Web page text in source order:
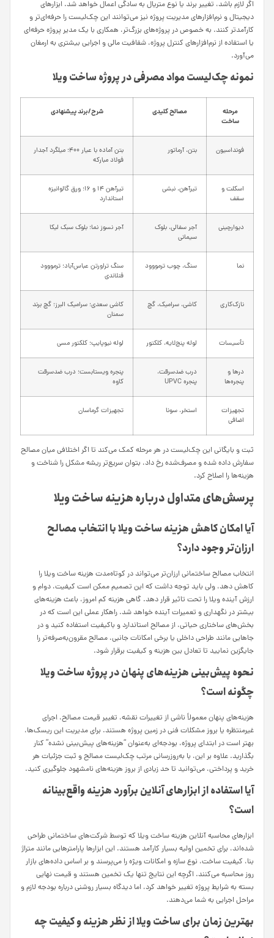
اگر لازم باشد، تغییر برند یا نوع متریال به سادگی اعمال خواهد شد. ابزارهای
دیجیتال و نرم‌افزارهای مدیریت پروژه نیز می‌توانند این چک‌لیست را حرفه‌ای‌تر و
کارآمدتر کنند. به خصوص در پروژه‌های بزرگ‌تر، همکاری با یک مدیر پروژه حرفه‌ای
یا استفاده از نرم‌افزارهای کنترل پروژه، شفافیت مالی و اجرایی بیشتری به ارمغان
می‌آورد.
نمونه چک‌لیست مواد مصرفی در پروژه ساخت ویلا
مرحله
ساخت
مصالح کلیدی شرح/برند پیشنهادی
فونداسیون بتن، آرماتور
بتن آماده با عیار ۴۰۰؛ میلگرد آجدار
فولاد مبارکه
اسکلت و
سقف
تیرآهن، نبشی
تیرآهن ۱۴ و ۱۶؛ ورق گالوانیزه
استاندارد
دیوارچینی
آجر سفالی، بلوک
سیمانی
آجر نسوز نما؛ بلوک سبک لیکا
نما سنگ، چوب ترمووود
سنگ تراورتن عباس‌آباد؛ ترمووود
فنلاندی
نازک‌کاری کاشی، سرامیک، گچ
کاشی سعدی؛ سرامیک البرز؛ گچ برند
سمنان
تأسیسات لوله پنج‌لایه، کلکتور لوله نیوپایپ؛ کلکتور مسی
درها و
پنجره‌ها
درب ضدسرقت،
پنجره UPVC
پنجره ویستابست؛ درب ضدسرقت
کاوه
تجهیزات
اضافی
استخر، سونا تجهیزات گرماسان
ثبت و بایگانی این چک‌لیست در هر مرحله کمک می‌کند تا اگر اختلافی میان مصالح
سفارش داده شده و مصرف‌شده رخ داد، بتوان سریع‌تر ریشه مشکل را شناخت و
هزینه‌ها را اصلاح کرد.
پرسش‌های متداول درباره هزینه ساخت ویلا
آیا امکان کاهش هزینه ساخت ویلا با انتخاب مصالح
ارزان‌تر وجود دارد؟
انتخاب مصالح ساختمانی ارزان‌تر می‌تواند در کوتاه‌مدت هزینه ساخت ویلا را
کاهش دهد، ولی باید توجه داشت که این تصمیم ممکن است کیفیت، دوام و
ارزش آینده ویلا را تحت تاثیر قرار دهد. گاهی هزینه کم امروز، باعث هزینه‌های
بیشتر در نگهداری و تعمیرات آینده خواهد شد. راهکار عملی این است که در
بخش‌های ساختاری حیاتی، از مصالح استاندارد و باکیفیت استفاده کنید و در
جاهایی مانند طراحی داخلی یا برخی امکانات جانبی، مصالح مقرون‌به‌صرفه‌تر را
جایگزین نمایید تا تعادل بین هزینه و کیفیت برقرار شود.
نحوه پیش‌بینی هزینه‌های پنهان در پروژه ساخت ویلا
چگونه است؟
هزینه‌های پنهان معمولاً ناشی از تغییرات نقشه، تغییر قیمت مصالح، اجرای
غیرمنتظره یا بروز مشکلات فنی در زمین پروژه هستند. برای مدیریت این ریسک‌ها،
بهتر است در ابتدای پروژه، بودجه‌ای به‌عنوان “هزینه‌های پیش‌بینی نشده” کنار
بگذارید. علاوه بر این، با به‌روزرسانی مرتب چک‌لیست مصالح و ثبت جزئیات هر
خرید و پرداختی، می‌توانید تا حد زیادی از بروز هزینه‌های نامشهود جلوگیری کنید.
آیا استفاده از ابزارهای آنلاین برآورد هزینه واقع‌بینانه
است؟
ابزارهای محاسبه آنلاین هزینه ساخت ویلا که توسط شرکت‌های ساختمانی طراحی
شده‌اند، برای تخمین اولیه بسیار کارآمد هستند. این ابزارها پارامترهایی مانند متراژ
بنا، کیفیت ساخت، نوع سازه و امکانات ویژه را می‌پرسند و بر اساس داده‌های بازار
روز محاسبه می‌کنند. اگرچه این نتایج تنها یک تخمین هستند و قیمت نهایی
بسته به شرایط پروژه تغییر خواهد کرد، اما دیدگاه بسیار روشنی درباره بودجه لازم و
مراحل اجرایی به شما می‌دهند.
بهترین زمان برای ساخت ویلا از نظر هزینه و کیفیت چه